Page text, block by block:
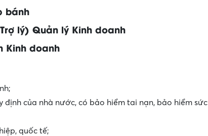
bánh
lý) Quản lý Kinh doanh
Kinh doanh
định của nhà nước, có bảo hiểm tai nạn, bảo hiểm sức
quốc tế;